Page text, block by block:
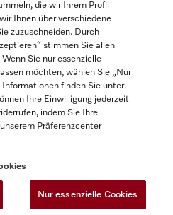
die wir Ihrem Profil
Ihnen über verschiedene
zuzuschneiden. Durch
stimmen Sie allen
Sie nur essenzielle
möchten, wählen Sie „Nur
Informationen finden Sie unter
Ihre Einwilligung jederzeit
indem Sie Ihre
Präferenzcenter
Nur essenzielle Cookies